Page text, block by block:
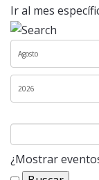
Ir al mes
¿Mostrar